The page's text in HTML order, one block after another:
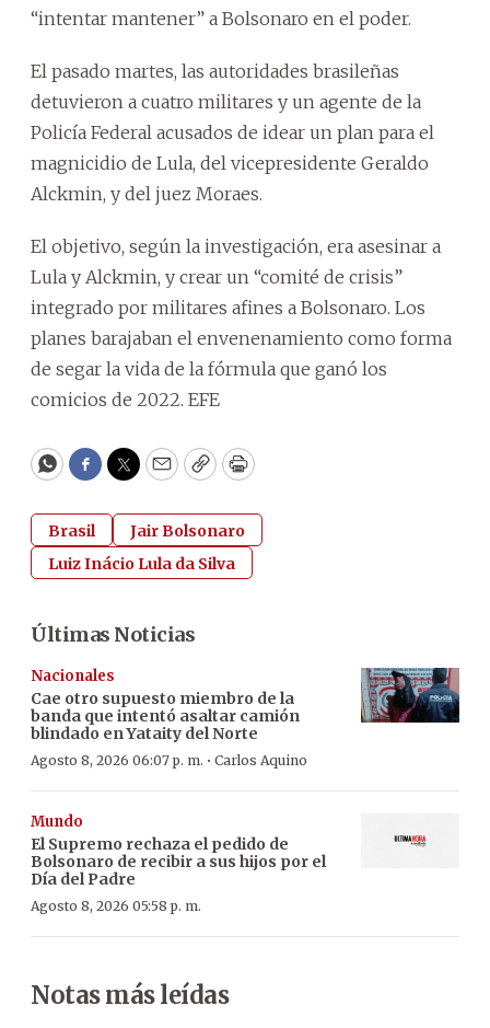
“intentar mantener” a Bolsonaro en el poder.
El pasado martes, las autoridades brasileñas
detuvieron a cuatro militares y un agente de la
Policía Federal acusados de idear un plan para el
magnicidio de Lula, del vicepresidente Geraldo
Alckmin, y del juez Moraes.
El objetivo, según la investigación, era asesinar a
Lula y Alckmin, y crear un “comité de crisis”
integrado por militares afines a Bolsonaro. Los
planes barajaban el envenenamiento como forma
de segar la vida de la fórmula que ganó los
comicios de 2022. EFE
WhatsApp
Facebook
Twitter
EmailCopyPrint
Brasil
Jair Bolsonaro
Luiz Inácio Lula da Silva
Últimas Noticias
Nacionales
Cae otro supuesto miembro de la
banda que intentó asaltar camión
blindado en Yataity del Norte
Agosto 8, 2026 06:07 p. m. · Carlos Aquino
Mundo
El Supremo rechaza el pedido de
Bolsonaro de recibir a sus hijos por el
Día del Padre
Agosto 8, 2026 05:58 p. m.
Notas más leídas